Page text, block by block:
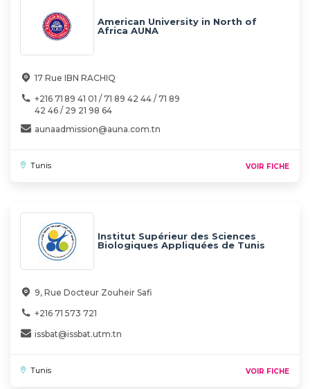
American University in North of
Africa AUNA
17 Rue IBN RACHIQ
+216 71 89 41 01 / 71 89 42 44 / 71 89
42 46 / 29 21 98 64
aunaadmission@auna.com.tn
Tunis VOIR FICHE
Institut Supérieur des Sciences
Biologiques Appliquées de Tunis
9, Rue Docteur Zouheir Safi
+216 71 573 721
issbat@issbat.utm.tn
Tunis VOIR FICHE